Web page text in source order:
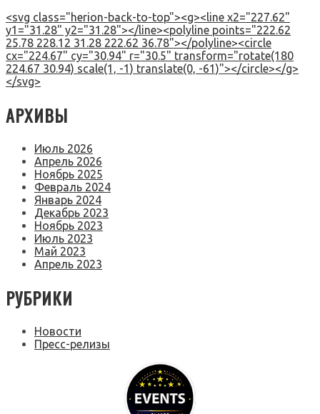
<svg class="herion-back-to-top"><g><line x2="227.62"
y1="31.28" y2="31.28"></line><polyline points="222.62
25.78 228.12 31.28 222.62 36.78"></polyline><circle
cx="224.67" cy="30.94" r="30.5" transform="rotate(180
224.67 30.94) scale(1, -1) translate(0, -61)"></circle></g>
</svg>
АРХИВЫ
Июль 2026
Апрель 2026
Ноябрь 2025
Февраль 2024
Январь 2024
Декабрь 2023
Ноябрь 2023
Июль 2023
Май 2023
Апрель 2023
РУБРИКИ
Новости
Пресс-релизы